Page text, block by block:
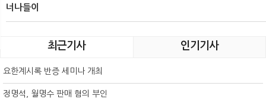
너나들이
최근기사 인기기사
요한계시록 반증 세미나 개최
정명석, 월명수 판매 혐의 부인